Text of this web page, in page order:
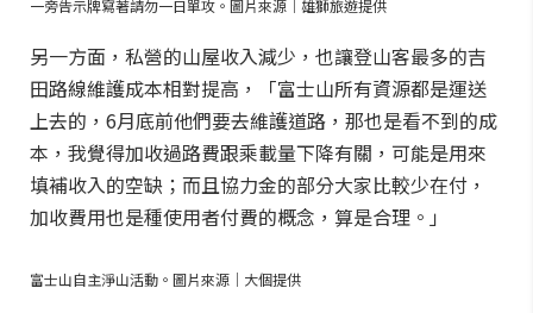
一旁告示牌寫著請勿一日單攻。圖片來源｜雄獅旅遊提供
另一方面，私營的山屋收入減少，也讓登山客最多的吉
田路線維護成本相對提高，「富士山所有資源都是運送
上去的，6月底前他們要去維護道路，那也是看不到的成
本，我覺得加收過路費跟乘載量下降有關，可能是用來
填補收入的空缺；而且協力金的部分大家比較少在付，
加收費用也是種使用者付費的概念，算是合理。」
富士山自主淨山活動。圖片來源｜大個提供